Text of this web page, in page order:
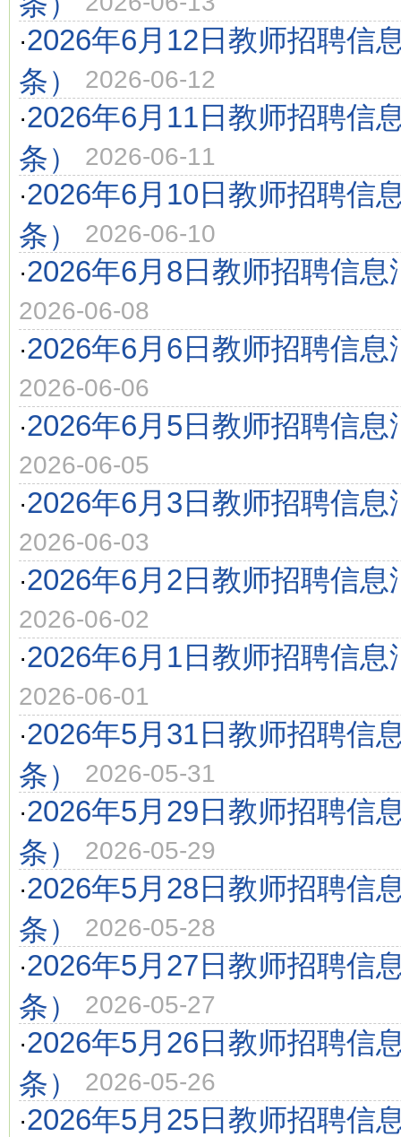
·2026年6月12日教师招聘信
条）
2026-06-12
·2026年6月11日教师招聘信
条）
2026-06-11
·2026年6月10日教师招聘信
条）
2026-06-10
·2026年6月8日教师招聘信息
2026-06-08
·2026年6月6日教师招聘信息
2026-06-06
·2026年6月5日教师招聘信息
2026-06-05
·2026年6月3日教师招聘信息
2026-06-03
·2026年6月2日教师招聘信息
2026-06-02
·2026年6月1日教师招聘信息
2026-06-01
·2026年5月31日教师招聘信
条）
2026-05-31
·2026年5月29日教师招聘信
条）
2026-05-29
·2026年5月28日教师招聘信
条）
2026-05-28
·2026年5月27日教师招聘信
条）
2026-05-27
·2026年5月26日教师招聘信
条）
2026-05-26
·2026年5月25日教师招聘信